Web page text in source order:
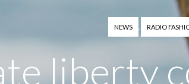
NEWS , RADIO
liberty